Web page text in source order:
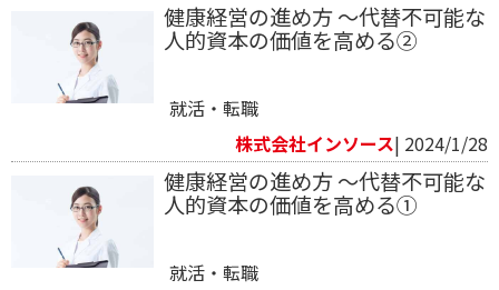
健康経営の進め方 ～代替不可能な
人的資本の価値を高める②
就活・転職
株式会社インソース| 2024/1/28
健康経営の進め方 ～代替不可能な
人的資本の価値を高める➀
就活・転職